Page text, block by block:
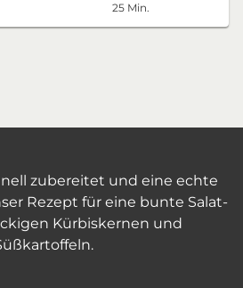
25 Min.
zubereitet und eine echte
Rezept für eine bunte Salat-
Kürbiskernen und